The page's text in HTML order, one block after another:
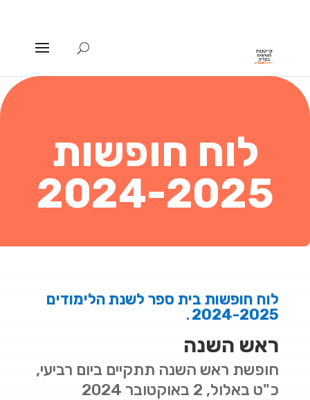
לוח חופשות
2024-2025
לוח חופשות בית ספר לשנת הלימודים
2024-2025
.
ראש השנה
חופשת ראש השנה תתקיים ביום רביעי,
כ"ט באלול, 2 באוקטובר 2024